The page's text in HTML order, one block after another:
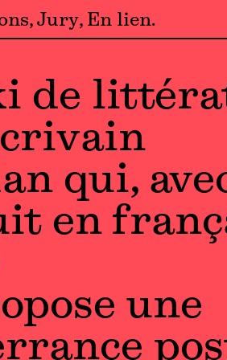
Jury En lien
de
qui,
en
une